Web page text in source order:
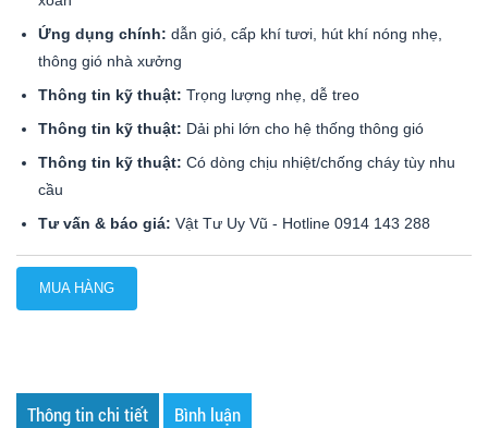
Ứng dụng chính: dẫn gió, cấp khí tươi, hút khí nóng nhẹ,
thông gió nhà xưởng
Thông tin kỹ thuật: Trọng lượng nhẹ, dễ treo
Thông tin kỹ thuật: Dải phi lớn cho hệ thống thông gió
Thông tin kỹ thuật: Có dòng chịu nhiệt/chống cháy tùy nhu
cầu
Tư vấn & báo giá: Vật Tư Uy Vũ - Hotline 0914 143 288
MUA HÀNG
Thông tin chi tiết Bình luận